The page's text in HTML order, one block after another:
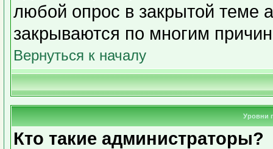
любой опрос в закрытой теме
закрываются по многим
Вернуться к началу
Уровни
Кто такие администраторы?